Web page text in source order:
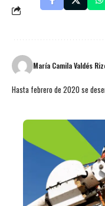
María Camila Valdés
Hasta febrero de 2020 se